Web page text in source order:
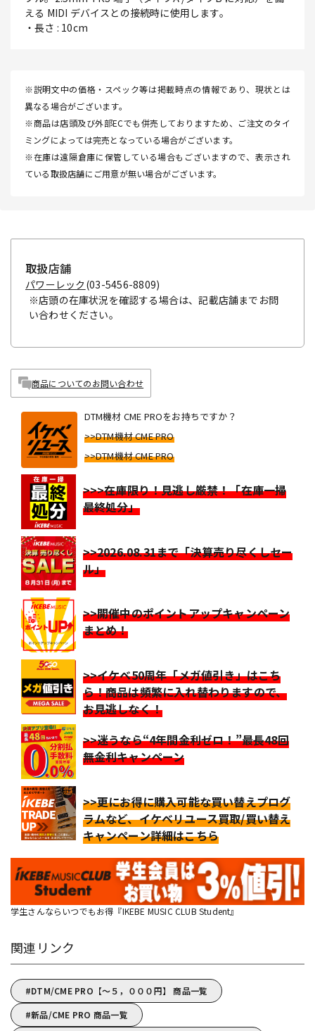
える MIDI デバイスとの接続時に使用します。
・長さ : 10cm
※説明文中の価格・スペック等は掲載時点の情報であり、現状とは
異なる場合がございます。
※商品は店頭及び外部ECでも併売しておりますため、ご注文のタイ
ミングによっては完売となっている場合がございます。
※在庫は遠隔倉庫に保管している場合もございますので、表示され
ている取扱店舗にご用意が無い場合がございます。
取扱店舗
パワーレック (03-5456-8809)
※店頭の在庫状況を確認する場合は、記載店舗までお問
い合わせください。
商品についてのお問い合わせ
DTM機材 CME PROをお持ちですか？
>>DTM機材 CME PRO
>>DTM機材 CME PRO
>>>在庫限り！見逃し厳禁！「在庫一掃
最終処分」
>>2026.08.31まで「決算売り尽くしセー
ル」
>>開催中のポイントアップキャンペーン
まとめ！
>>イケベ50周年「メガ値引き」はこち
ら！商品は頻繁に入れ替わりますので、
お見逃しなく！
>>迷うなら“4年間金利ゼロ！”最長48回
無金利キャンペーン
>>更にお得に購入可能な買い替えプログ
ラムなど、イケベリユース買取/買い替え
キャンペーン詳細はこちら
学生さんならいつでもお得『IKEBE MUSIC CLUB Student』
関連リンク
DTM/CME PRO【～５，０００円】 商品一覧
新品/CME PRO 商品一覧